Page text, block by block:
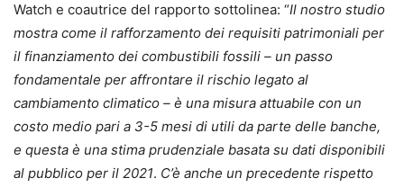
Watch e coautrice del rapporto sottolinea: “Il nostro studio
mostra come il rafforzamento dei requisiti patrimoniali per
il finanziamento dei combustibili fossili – un passo
fondamentale per affrontare il rischio legato al
cambiamento climatico – è una misura attuabile con un
costo medio pari a 3-5 mesi di utili da parte delle banche,
e questa è una stima prudenziale basata su dati disponibili
al pubblico per il 2021. C’è anche un precedente rispetto